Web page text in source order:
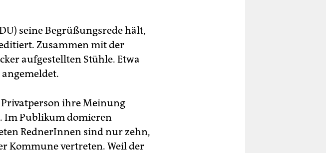
seine Begrüßungsrede hält,
Zusammen mit der
aufgestellten Stühle. Etwa
Privatperson ihre Meinung
Im Publikum domieren
RednerInnen sind nur zehn,
Kommune vertreten. Weil der